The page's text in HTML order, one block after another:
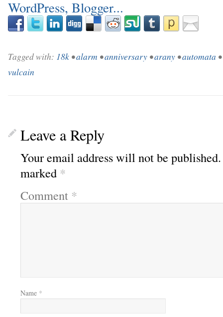
Tagged with: 18k •alarm •anniversary •arany •automata •
vulcain
Leave a Reply
Your email address will not be published.
marked *
Comment *
Name *